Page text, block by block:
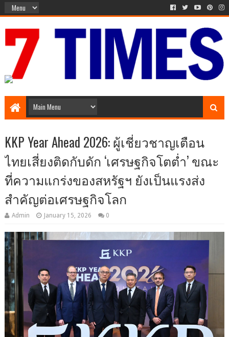
KKP Year Ahead 2026: ผู้เชี่ยวชาญเตือน
ไทยเสี่ยงติดกับดัก ‘เศรษฐกิจโตต่ำ’ ขณะ
ที่ความแกร่งของสหรัฐฯ ยังเป็นแรงส่ง
สำคัญต่อเศรษฐกิจโลก
Admin January 15, 2026 0